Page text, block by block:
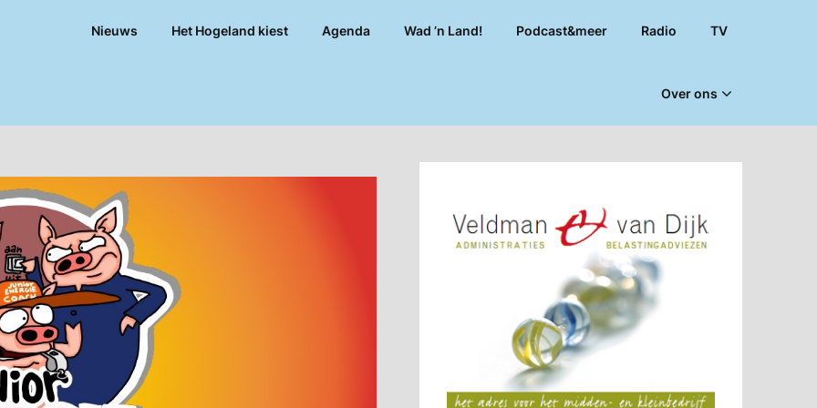
Nieuws Het Hogeland kiest Agenda Wad ’n Land! Podcast&meer Radio TV
Over ons